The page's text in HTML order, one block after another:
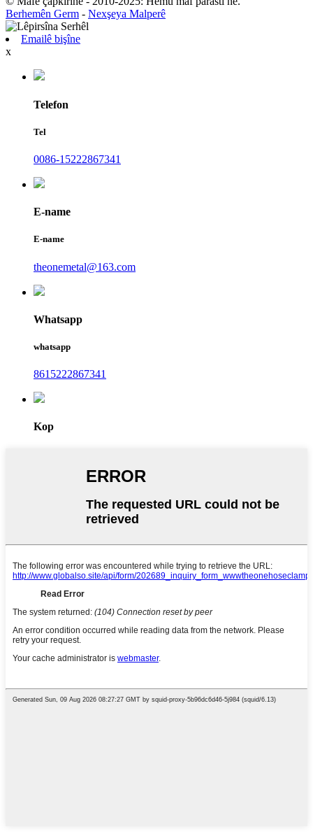
Berhemên Germ - Nexşeya Malperê
Emailê bişîne
x
Telefon
Tel
0086-15222867341
E-name
E-name
theonemetal@163.com
Whatsapp
whatsapp
8615222867341
Kop